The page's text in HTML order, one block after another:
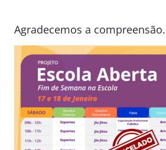
Agradecemos a compreensão.